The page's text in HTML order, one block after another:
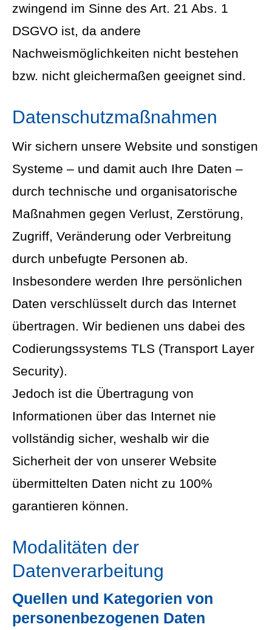
zwingend im Sinne des Art. 21 Abs. 1
DSGVO ist, da andere
Nachweismöglichkeiten nicht bestehen
bzw. nicht gleichermaßen geeignet sind.
Datenschutzmaßnahmen
Wir sichern unsere Website und sonstigen
Systeme – und damit auch Ihre Daten –
durch technische und organisatorische
Maßnahmen gegen Verlust, Zerstörung,
Zugriff, Veränderung oder Verbreitung
durch unbefugte Per­sonen ab.
Insbesondere werden Ihre persönlichen
Daten verschlüsselt durch das Internet
übertragen. Wir bedienen uns dabei des
Codierungssystems TLS (Transport Layer
Security).
Jedoch ist die Übertragung von
Informationen über das Internet nie
vollständig sicher, weshalb wir die
Sicherheit der von unserer Website
übermittelten Daten nicht zu 100%
garantieren können.
Modalitäten der
Datenverarbeitung
Quellen und Kategorien von
personenbezogenen Daten